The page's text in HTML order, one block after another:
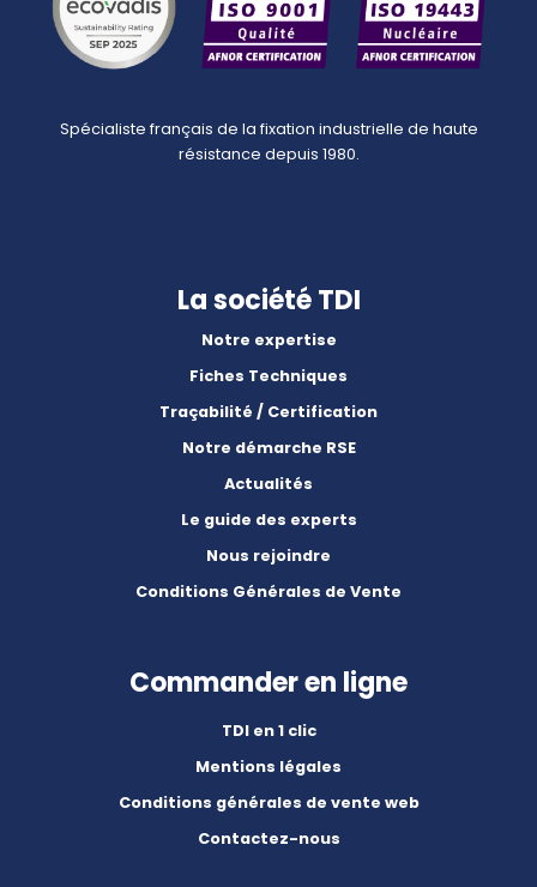
Spécialiste français de la fixation industrielle de haute
résistance depuis 1980.
La société TDI
Notre expertise
Fiches Techniques
Traçabilité / Certification
Notre démarche RSE
Actualités
Le guide des experts
Nous rejoindre
Conditions Générales de Vente
Commander en ligne
TDI en 1 clic
Mentions légales
Conditions générales de vente web
Contactez-nous